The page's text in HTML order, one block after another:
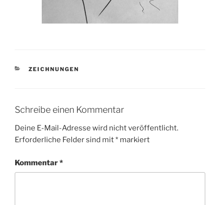
KATEGORIEN
ZEICHNUNGEN
Schreibe einen Kommentar
Deine E-Mail-Adresse wird nicht veröffentlicht.
Erforderliche Felder sind mit* markiert
Kommentar*